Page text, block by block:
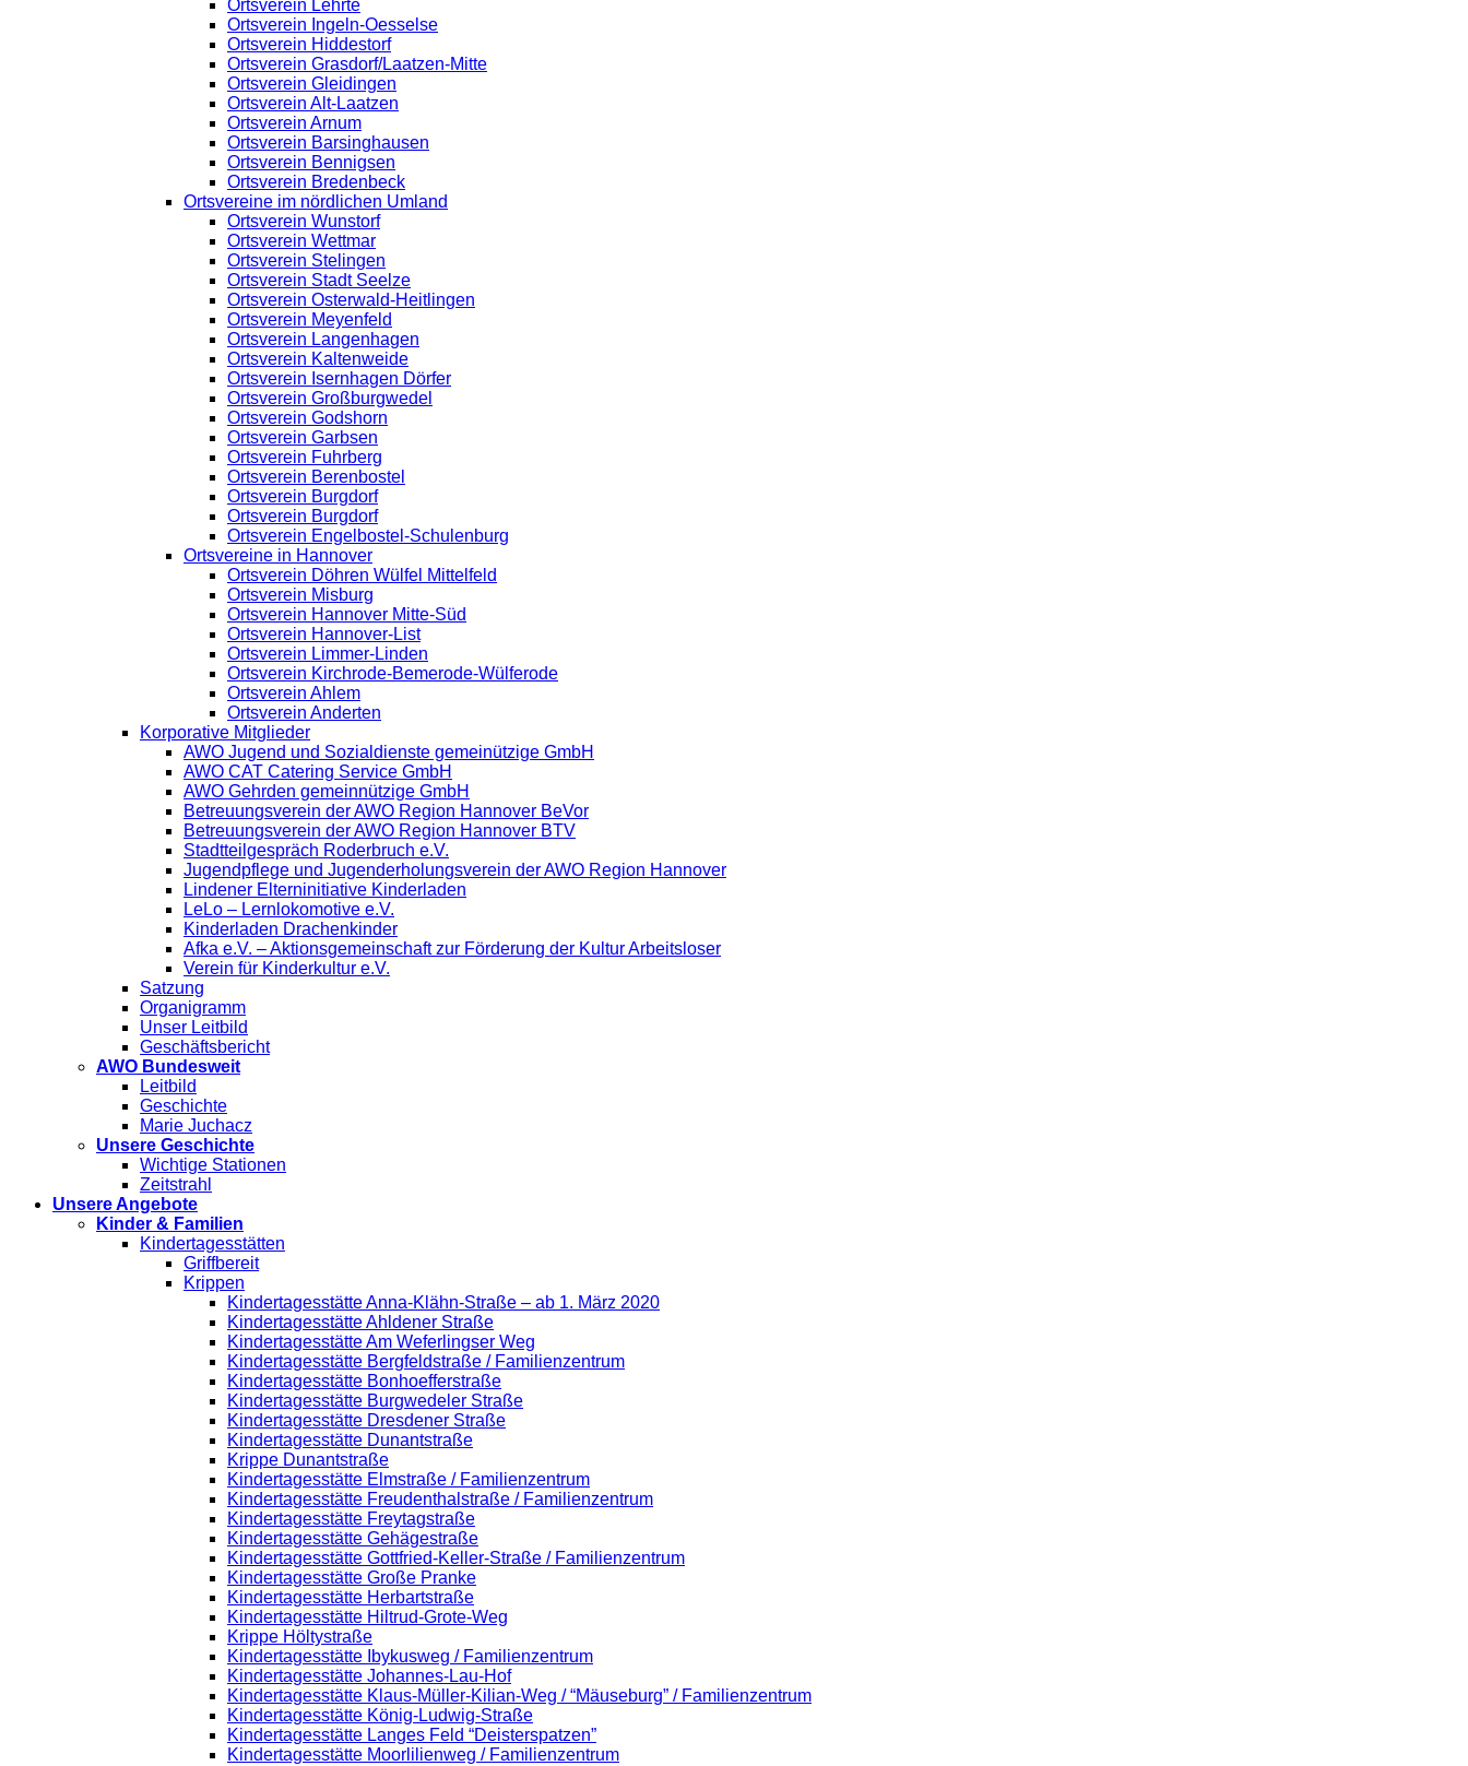
Ortsverein Lehrte
Ortsverein Ingeln-Oesselse
Ortsverein Hiddestorf
Ortsverein Grasdorf/Laatzen-Mitte
Ortsverein Gleidingen
Ortsverein Alt-Laatzen
Ortsverein Arnum
Ortsverein Barsinghausen
Ortsverein Bennigsen
Ortsverein Bredenbeck
Ortsvereine im nördlichen Umland
Ortsverein Wunstorf
Ortsverein Wettmar
Ortsverein Stelingen
Ortsverein Stadt Seelze
Ortsverein Osterwald-Heitlingen
Ortsverein Meyenfeld
Ortsverein Langenhagen
Ortsverein Kaltenweide
Ortsverein Isernhagen Dörfer
Ortsverein Großburgwedel
Ortsverein Godshorn
Ortsverein Garbsen
Ortsverein Fuhrberg
Ortsverein Berenbostel
Ortsverein Burgdorf
Ortsverein Burgdorf
Ortsverein Engelbostel-Schulenburg
Ortsvereine in Hannover
Ortsverein Döhren Wülfel Mittelfeld
Ortsverein Misburg
Ortsverein Hannover Mitte-Süd
Ortsverein Hannover-List
Ortsverein Limmer-Linden
Ortsverein Kirchrode-Bemerode-Wülferode
Ortsverein Ahlem
Ortsverein Anderten
Korporative Mitglieder
AWO Jugend und Sozialdienste gemeinützige GmbH
AWO CAT Catering Service GmbH
AWO Gehrden gemeinnützige GmbH
Betreuungsverein der AWO Region Hannover BeVor
Betreuungsverein der AWO Region Hannover BTV
Stadtteilgespräch Roderbruch e.V.
Jugendpflege und Jugenderholungsverein der AWO Region Hannover
Lindener Elterninitiative Kinderladen
LeLo – Lernlokomotive e.V.
Kinderladen Drachenkinder
Afka e.V. – Aktionsgemeinschaft zur Förderung der Kultur Arbeitsloser
Verein für Kinderkultur e.V.
Satzung
Organigramm
Unser Leitbild
Geschäftsbericht
AWO Bundesweit
Leitbild
Geschichte
Marie Juchacz
Unsere Geschichte
Wichtige Stationen
Zeitstrahl
Unsere Angebote
Kinder & Familien
Kindertagesstätten
Griffbereit
Krippen
Kindertagesstätte Anna-Klähn-Straße – ab 1. März 2020
Kindertagesstätte Ahldener Straße
Kindertagesstätte Am Weferlingser Weg
Kindertagesstätte Bergfeldstraße / Familienzentrum
Kindertagesstätte Bonhoefferstraße
Kindertagesstätte Burgwedeler Straße
Kindertagesstätte Dresdener Straße
Kindertagesstätte Dunantstraße
Krippe Dunantstraße
Kindertagesstätte Elmstraße / Familienzentrum
Kindertagesstätte Freudenthalstraße / Familienzentrum
Kindertagesstätte Freytagstraße
Kindertagesstätte Gehägestraße
Kindertagesstätte Gottfried-Keller-Straße / Familienzentrum
Kindertagesstätte Große Pranke
Kindertagesstätte Herbartstraße
Kindertagesstätte Hiltrud-Grote-Weg
Krippe Höltystraße
Kindertagesstätte Ibykusweg / Familienzentrum
Kindertagesstätte Johannes-Lau-Hof
Kindertagesstätte Klaus-Müller-Kilian-Weg / “Mäuseburg” / Familienzentrum
Kindertagesstätte König-Ludwig-Straße
Kindertagesstätte Langes Feld “Deisterspatzen”
Kindertagesstätte Moorlilienweg / Familienzentrum